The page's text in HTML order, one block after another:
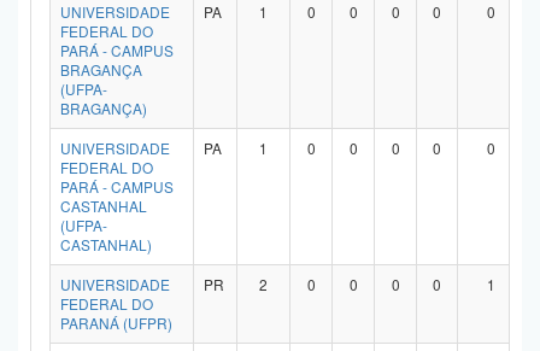
UNIVERSIDADE
FEDERAL DO
PARÁ - CAMPUS
BRAGANÇA
(UFPA-
BRAGANÇA)
PA 1 0 0 0 0 0
UNIVERSIDADE
FEDERAL DO
PARÁ - CAMPUS
CASTANHAL
(UFPA-
CASTANHAL)
PA 1 0 0 0 0 0
UNIVERSIDADE
FEDERAL DO
PARANÁ (UFPR)
PR 2 0 0 0 0 1